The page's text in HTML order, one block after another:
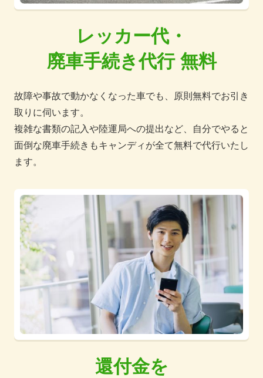
レッカー代・
廃車手続き代行 無料
故障や事故で動かなくなった車でも、原則無料でお引き
取りに伺います。
複雑な書類の記入や陸運局への提出など、自分でやると
面倒な廃車手続きもキャンディが全て無料で代行いたし
ます。
還付金を